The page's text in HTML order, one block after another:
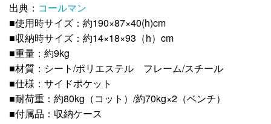
出典： コールマン
■使用時サイズ：約190×87×40(h)cm
■収納時サイズ：約14×18×93（h）cm
■重量：約9kg
■材質：シート/ポリエステル フレーム/スチール
■仕様：サイドポケット
■耐荷重：約80kg（コット）/約70kg×2（ベンチ）
■付属品：収納ケース